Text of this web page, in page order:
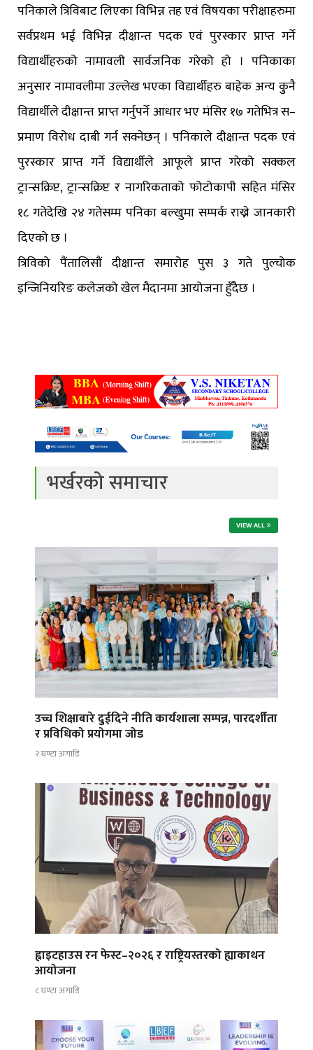
पनिकाले त्रिविबाट लिएका विभिन्न तह एवं विषयका परीक्षाहरुमा
सर्वप्रथम भई विभिन्न दीक्षान्त पदक एवं पुरस्कार प्राप्त गर्ने
विद्यार्थीहरुको नामावली सार्वजनिक गरेको हो । पनिकाका
अनुसार नामावलीमा उल्लेख भएका विद्यार्थीहरु बाहेक अन्य कुुनै
विद्यार्थीले दीक्षान्त प्राप्त गर्नुपर्ने आधार भए मंसिर १७ गतेभित्र स–
प्रमाण विरोध दाबी गर्न सक्नेछन् । पनिकाले दीक्षान्त पदक एवं
पुरस्कार प्राप्त गर्ने विद्यार्थीले आफूले प्राप्त गरेको सक्कल
ट्रान्सक्रिप्ट, ट्रान्सक्रिप्ट र नागरिकताको फोटोकापी सहित मंसिर
१८ गतेदेखि २४ गतेसम्म पनिका बल्खुमा सम्पर्क राख्ने जानकारी
दिएको छ ।
त्रिविको पैंतालिसौं दीक्षान्त समारोह पुस ३ गते पुल्चोक
इन्जिनियरिङ कलेजको खेल मैदानमा आयोजना हुँदैछ ।
भर्खरको समाचार
VIEW ALL
उच्च शिक्षाबारे दुईदिने नीति कार्यशाला सम्पन्न, पारदर्शीता
र प्रविधिको प्रयोगमा जोड
२ घण्टा अगाडि
ह्वाइटहाउस रन फेस्ट–२०२६ र राष्ट्रियस्तरको ह्याकाथन
आयोजना
८ घण्टा अगाडि